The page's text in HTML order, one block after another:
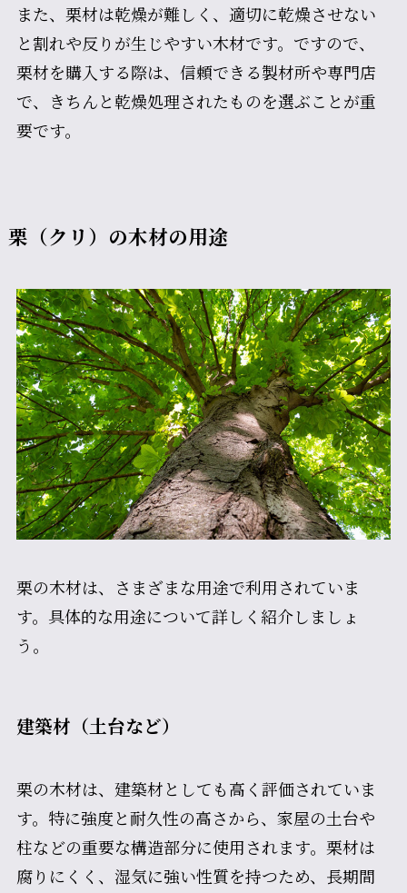
また、栗材は乾燥が難しく、適切に乾燥させない
と割れや反りが生じやすい木材です。ですので、
栗材を購入する際は、信頼できる製材所や専門店
で、きちんと乾燥処理されたものを選ぶことが重
要です。
栗（クリ）の木材の用途
栗の木材は、さまざまな用途で利用されていま
す。具体的な用途について詳しく紹介しましょ
う。
建築材（土台など）
栗の木材は、建築材としても高く評価されていま
す。特に強度と耐久性の高さから、家屋の土台や
柱などの重要な構造部分に使用されます。栗材は
腐りにくく、湿気に強い性質を持つため、長期間